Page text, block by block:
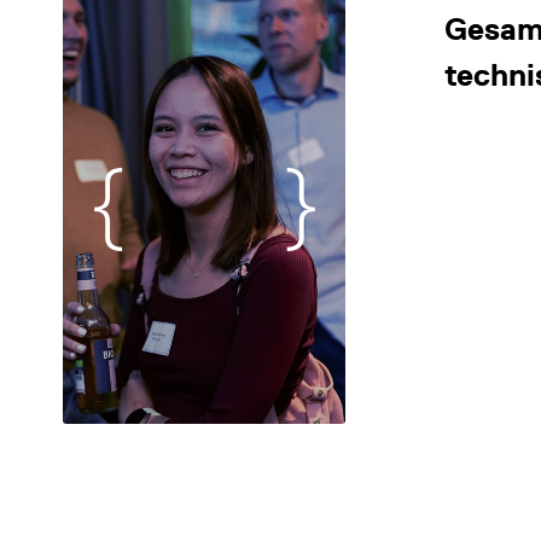
DATENSCHUTZ
IMPRESSUM
DOWNLOADS
COOKIE-EINSTELLUNGEN